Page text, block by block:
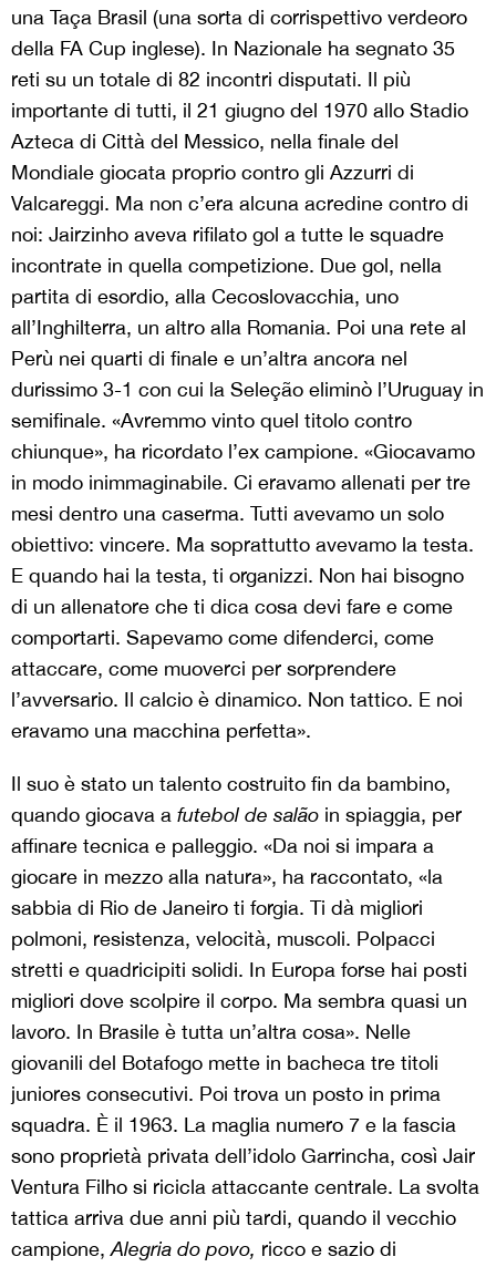
una Taça Brasil (una sorta di corrispettivo verdeoro
della FA Cup inglese). In Nazionale ha segnato 35
reti su un totale di 82 incontri disputati. Il più
importante di tutti, il 21 giugno del 1970 allo Stadio
Azteca di Città del Messico, nella finale del
Mondiale giocata proprio contro gli Azzurri di
Valcareggi. Ma non c’era alcuna acredine contro di
noi: Jairzinho aveva rifilato gol a tutte le squadre
incontrate in quella competizione. Due gol, nella
partita di esordio, alla Cecoslovacchia, uno
all’Inghilterra, un altro alla Romania. Poi una rete al
Perù nei quarti di finale e un’altra ancora nel
durissimo 3-1 con cui la Seleção eliminò l’Uruguay in
semifinale. «Avremmo vinto quel titolo contro
chiunque», ha ricordato l’ex campione. «Giocavamo
in modo inimmaginabile. Ci eravamo allenati per tre
mesi dentro una caserma. Tutti avevamo un solo
obiettivo: vincere. Ma soprattutto avevamo la testa.
E quando hai la testa, ti organizzi. Non hai bisogno
di un allenatore che ti dica cosa devi fare e come
comportarti. Sapevamo come difenderci, come
attaccare, come muoverci per sorprendere
l’avversario. Il calcio è dinamico. Non tattico. E noi
eravamo una macchina perfetta».
Il suo è stato un talento costruito fin da bambino,
quando giocava a futebol de salão in spiaggia, per
affinare tecnica e palleggio. «Da noi si impara a
giocare in mezzo alla natura», ha raccontato, «la
sabbia di Rio de Janeiro ti forgia. Ti dà migliori
polmoni, resistenza, velocità, muscoli. Polpacci
stretti e quadricipiti solidi. In Europa forse hai posti
migliori dove scolpire il corpo. Ma sembra quasi un
lavoro. In Brasile è tutta un’altra cosa». Nelle
giovanili del Botafogo mette in bacheca tre titoli
juniores consecutivi. Poi trova un posto in prima
squadra. È il 1963. La maglia numero 7 e la fascia
sono proprietà privata dell’idolo Garrincha, così Jair
Ventura Filho si ricicla attaccante centrale. La svolta
tattica arriva due anni più tardi, quando il vecchio
campione,Alegria do povo, ricco e sazio di